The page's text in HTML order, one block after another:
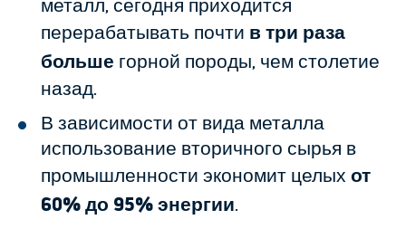
металл, сегодня приходится
перерабатывать почти в три раза
больше горной породы, чем столетие
назад.
В зависимости от вида металла
использование вторичного сырья в
промышленности экономит целых от
60% до 95% энергии.